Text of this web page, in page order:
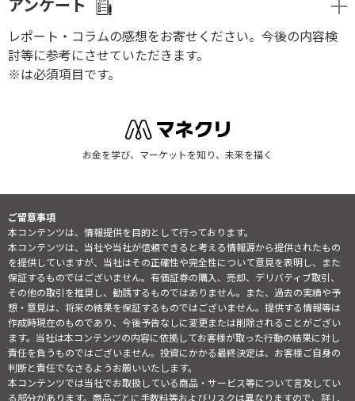
アンケート
レポート・コラムの感想をお寄せください。今後の内容検
討等に参考にさせていただきます。
※は必須項目です。
お金を学び、マーケットを知り、未来を描く
ご留意事項
本コンテンツは、情報提供を目的として行っております。
本コンテンツは、当社や当社が信頼できると考える情報源から提供されたもの
を提供していますが、当社はその正確性や完全性について意見を表明し、また
保証するものではございません。有価証券の購入、売却、デリバティブ取引、
その他の取引を推奨し、勧誘するものではありません。また、過去の実績や予
想・意見は、将来の結果を保証するものではございません。提供する情報等は
作成時現在のものであり、今後予告なしに変更または削除されることがござい
ます。当社は本コンテンツの内容に依拠してお客様が取った行動の結果に対し
責任を負うものではございません。投資にかかる最終決定は、お客様ご自身の
判断と責任でなさるようお願いいたします。
本コンテンツでは当社でお取扱している商品・サービス等について言及してい
る部分があります。商品ごとに手数料等およびリスクは異なりますので、詳し